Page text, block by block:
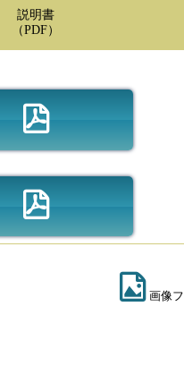
説明書
（PDF）
画像